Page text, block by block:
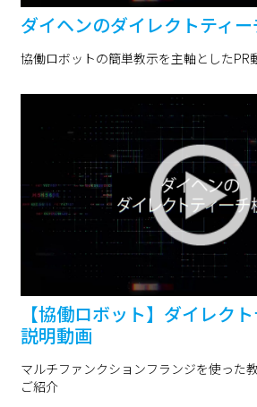
ダイヘンのダイレクトティー
協働ロボットの簡単教示を主軸としたPR
【協働ロボット】ダイレク
説明動画
マルチファンクションフランジを使った
ご紹介